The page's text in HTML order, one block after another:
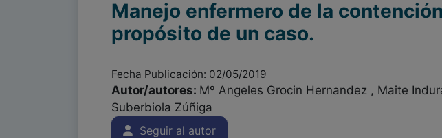
Manejo enfermero de la
propósito de un caso.
Fecha Publicación: 02/05/2019
Autor/autores: Mº Angeles Grocin Hernandez , Maite
Suberbiola Zúñiga
Seguir al autor